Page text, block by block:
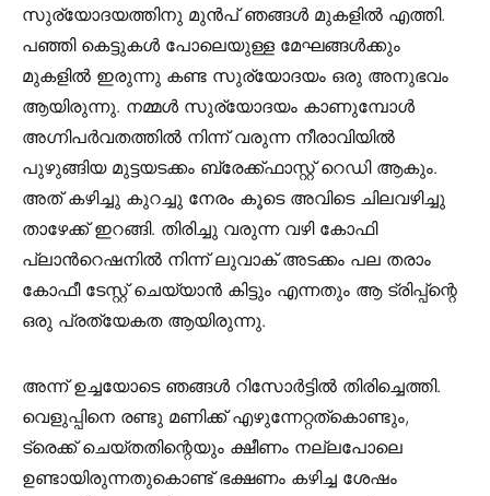
സുര്യോദയത്തിനു മുന്‍പ് ഞങ്ങള്‍ മുകളില്‍ എത്തി.
പഞ്ഞി കെട്ടുകള്‍ പോലെയുള്ള മേഘങ്ങള്‍ക്കും
മുകളില്‍ ഇരുന്നു കണ്ട സുര്യോദയം ഒരു അനുഭവം
ആയിരുന്നു. നമ്മള്‍ സുര്യോദയം കാണുമ്പോള്‍
അഗ്നിപര്‍വതത്തില്‍ നിന്ന് വരുന്ന നീരാവിയില്‍
പുഴുങ്ങിയ മുട്ടയടക്കം ബ്രേക്ക്‌ഫാസ്റ്റ് റെഡി ആകും.
അത് കഴിച്ചു കുറച്ചു നേരം കൂടെ അവിടെ ചിലവഴിച്ചു
താഴേക്ക് ഇറങ്ങി. തിരിച്ചു വരുന്ന വഴി കോഫി
പ്ലാന്‍റെഷനില്‍ നിന്ന് ലുവാക് അടക്കം പല തരാം
കോഫീ ടേസ്റ്റ് ചെയ്യാന്‍ കിട്ടും എന്നതും ആ ട്രിപ്പ്‌ന്റെ
ഒരു പ്രത്യേകത ആയിരുന്നു.
അന്ന് ഉച്ചയോടെ ഞങ്ങള്‍ റിസോര്‍ട്ടില്‍ തിരിച്ചെത്തി.
വെളുപ്പിനെ രണ്ടു മണിക്ക് എഴുന്നേറ്റത്കൊണ്ടും,
ട്രെക്ക് ചെയ്തതിന്റെയും ക്ഷീണം നല്ലപോലെ
ഉണ്ടായിരുന്നതുകൊണ്ട് ഭക്ഷണം കഴിച്ച ശേഷം